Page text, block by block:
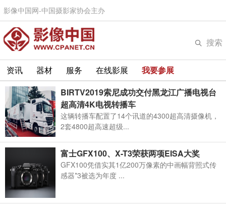
影像中国网-中国摄影家协会主办
搜索
资讯 器材 服务 在线影展
我要参展
BIRTV2019索尼成功交付黑龙江广播电视台
超高清4K电视转播车
这辆转播车配置了14个讯道的4300超高清摄像机，
2套4800超高速超级...
富士GFX100、X-T3荣获两项EISA大奖
GFX100凭借实其1亿200万像素的中画幅背照式传
感器*3被选为年度 ...